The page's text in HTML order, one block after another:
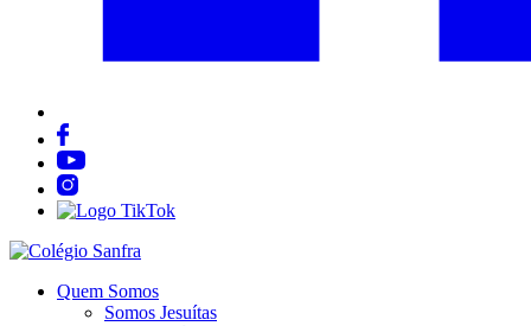
Quem Somos
Somos Jesuítas